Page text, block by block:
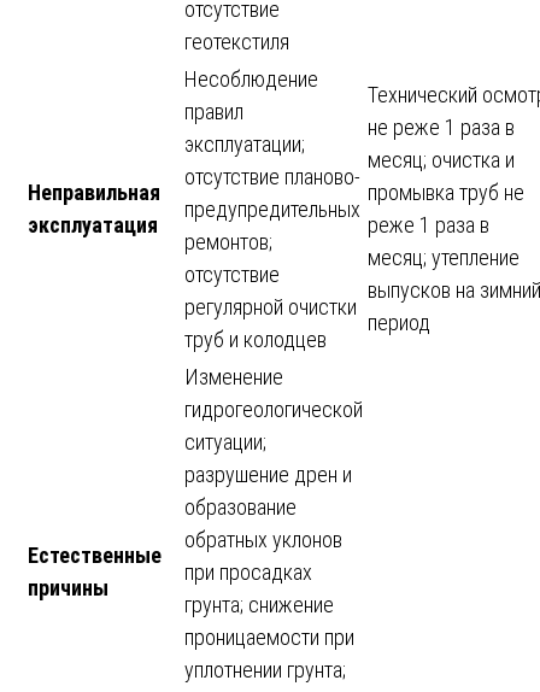
отсутствие
геотекстиля
Неправильная
эксплуатация
Несоблюдение
правил
эксплуатации;
отсутствие планово-
предупредительных
ремонтов;
отсутствие
регулярной очистки
труб и колодцев
Технический
не реже 1 раза в
месяц; очистка и
промывка труб не
реже 1 раза в
месяц; утепление
выпусков на зимний
период
Естественные
причины
Изменение
гидрогеологической
ситуации;
разрушение дрен и
образование
обратных уклонов
при просадках
грунта; снижение
проницаемости при
уплотнении грунта;